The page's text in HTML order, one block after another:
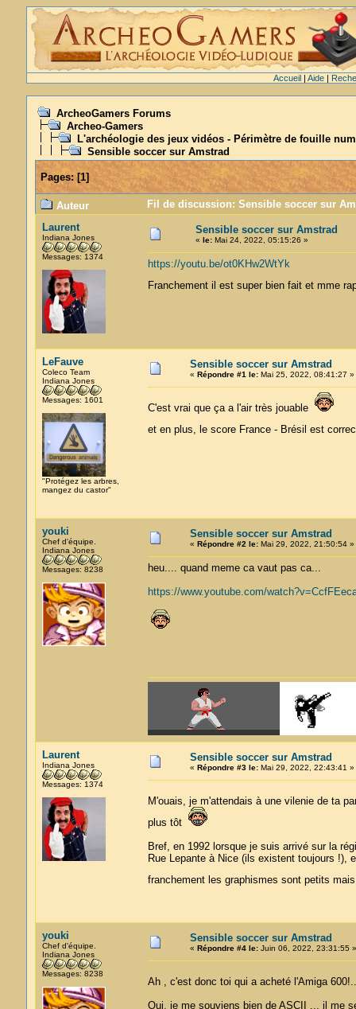
Accueil| Aide|
ArcheoGamers Forums
Archeo-Gamers
L'archéologie des jeux vidéos - Périmètre de fouille
Sensible soccer sur Amstrad
Pages:[1]
Auteur
Fil de discussion: Sensible soccer sur
Laurent
Indiana Jones
Messages: 1374
Sensible soccer sur Amstrad
« le:Mai 24, 2022, 05:15:26 »
https://youtu.be/ot0KHw2WtYk
Franchement il est super bien fait et mme
LeFauve
Coleco Team
Indiana Jones
Messages: 1601
"Protégez les arbres,
mangez du castor"
Sensible soccer sur Amstrad
« Répondre #1 le:Mai 25, 2022, 08:41:27 »
C'est vrai que ça a l'air très jouable
et en plus, le score France - Brésil est
youki
Chef d'équipe.
Indiana Jones
Messages: 8238
Sensible soccer sur Amstrad
« Répondre #2 le:Mai 29, 2022, 21:50:54 »
heu.... quand meme ca vaut pas ca...
https://www.youtube.com/
Laurent
Indiana Jones
Messages: 1374
Sensible soccer sur Amstrad
« Répondre #3 le:Mai 29, 2022, 22:43:41 »
M'ouais, je m'attendais à une vilenie de ta
plus tôt
Bref, en 1992 lorsque je suis arrivé sur la
Rue Lepante à Nice (ils existent toujours !),
franchement les graphismes sont petits
youki
Chef d'équipe.
Indiana Jones
Messages: 8238
Sensible soccer sur Amstrad
« Répondre #4 le:Juin 06, 2022, 23:31:55 »
Ah , c'est donc toi qui a acheté l'Amiga
Oui, je me souviens bien de ASCII ... il me